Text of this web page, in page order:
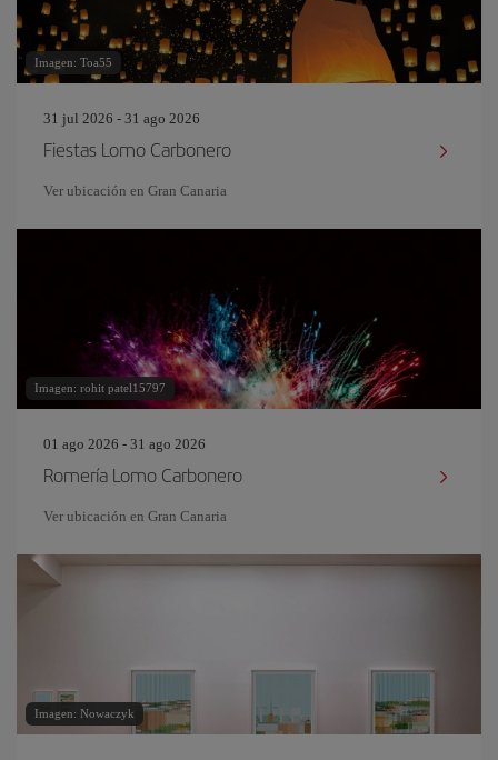
Imagen: Toa55
31 jul 2026 - 31 ago 2026
Fiestas Lomo Carbonero
Ver ubicación en Gran Canaria
Imagen: rohit patel15797
01 ago 2026 - 31 ago 2026
Romería Lomo Carbonero
Ver ubicación en Gran Canaria
Imagen: Nowaczyk